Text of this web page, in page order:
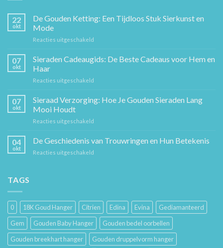
22
okt
De Gouden Ketting: Een Tijdloos Stuk Sierkunst en
Mode
Reacties uitgeschakeld
Gouden
Ketting:
Sierkunst
en
07
okt
Sieraden Cadeaugids: De Beste Cadeaus voor Hem en
Haar
Reacties uitgeschakeld
Cadeaugids:
De
Hem
07
okt
Sieraad Verzorging: Hoe Je Gouden Sieraden Lang
Mooi Houdt
Reacties uitgeschakeld
Verzorging:
Hoe
04
okt
De Geschiedenis van Trouwringen en Hun Betekenis
Reacties uitgeschakeld
Hun
Betekenis
TAGS
0 18K Goud Hanger Citrien Edina Evina
Gediamanteerd
Gem
Gouden Baby Hanger
Gouden bedel oorbellen
Gouden breekhart hanger
Gouden druppelvorm hanger